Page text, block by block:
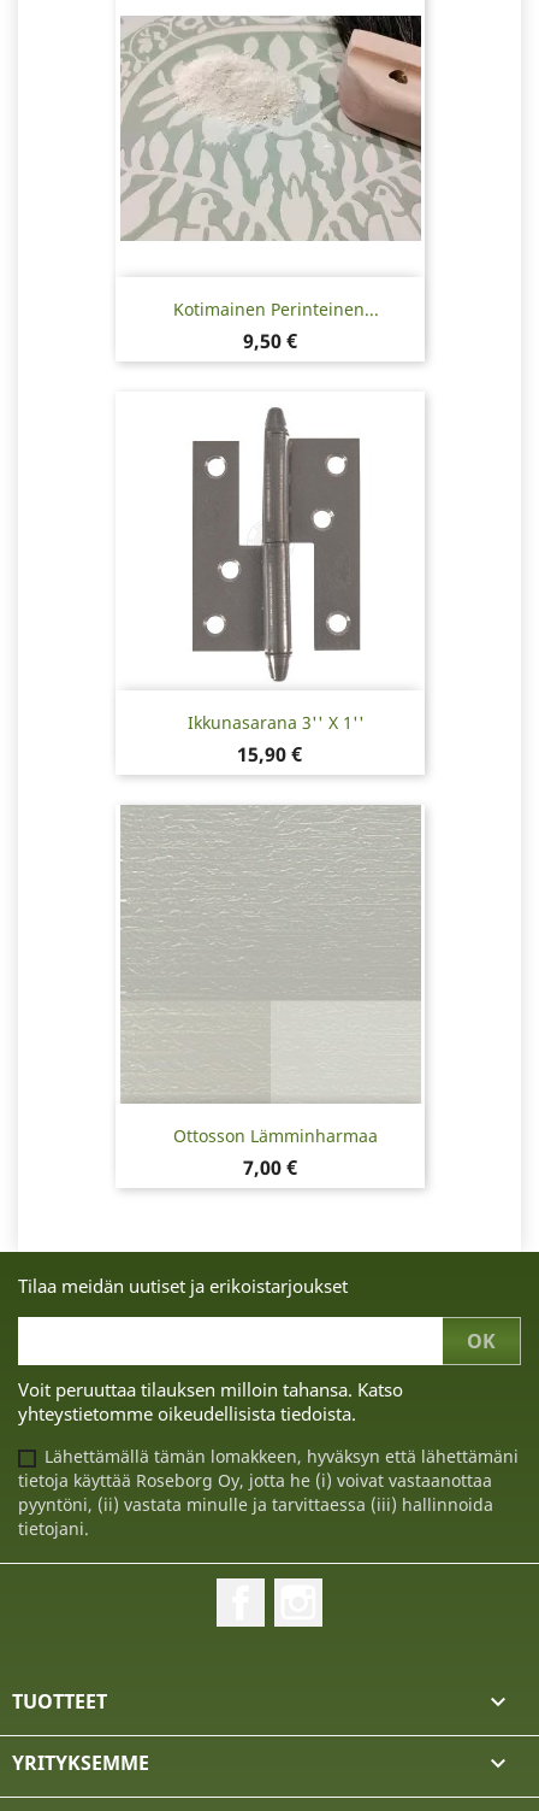
Kotimainen Perinteinen...
Hinta
9,50 €
Ikkunasarana 3'' X 1''
Hinta
15,90 €
Ottosson Lämminharmaa
Hinta
7,00 €
Tilaa meidän uutiset ja erikoistarjoukset
Voit peruuttaa tilauksen milloin tahansa. Katso
yhteystietomme oikeudellisista tiedoista.
Lähettämällä tämän lomakkeen, hyväksyn että lähettämäni
tietoja käyttää Roseborg Oy, jotta he (i) voivat vastaanottaa
pyyntöni, (ii) vastata minulle ja tarvittaessa (iii) hallinnoida
tietojani.
TUOTTEET 
YRITYKSEMME 